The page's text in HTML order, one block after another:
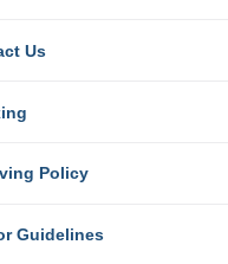
Us
Policy
Guidelines